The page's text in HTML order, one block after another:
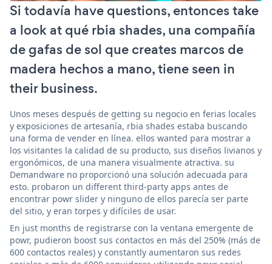
Si todavía have questions, entonces take
a look at qué rbia shades, una compañía
de gafas de sol que creates marcos de
madera hechos a mano, tiene seen in
their business.
Unos meses después de getting su negocio en ferias locales
y exposiciones de artesanía, rbia shades estaba buscando
una forma de vender en línea. ellos wanted para mostrar a
los visitantes la calidad de su producto, sus diseños livianos y
ergonómicos, de una manera visualmente atractiva. su
Demandware no proporcionó una solución adecuada para
esto. probaron un different third-party apps antes de
encontrar powr slider y ninguno de ellos parecía ser parte
del sitio, y eran torpes y difíciles de usar.
En just months de registrarse con la ventana emergente de
powr, pudieron boost sus contactos en más del 250% (más de
600 contactos reales) y constantly aumentaron sus redes